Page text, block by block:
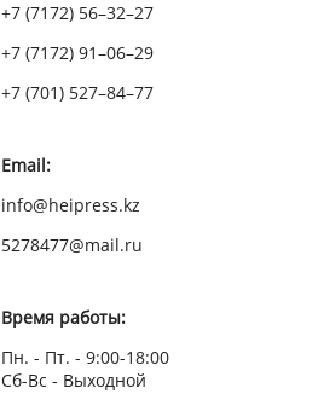
+7 (7172) 56–32–27
+7 (7172) 91–06–29
+7 (701) 527–84–77
Email:
info@heipress.kz
5278477@mail.ru
Время работы:
Пн. - Пт. - 9:00-18:00
Сб-Вс - Выходной